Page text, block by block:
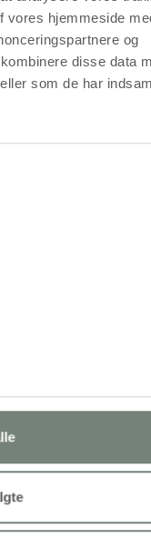
vores hjemmeside
og
disse data
som de har
30 stk./ 1